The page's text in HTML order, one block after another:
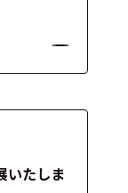
床・研究…
いたしま